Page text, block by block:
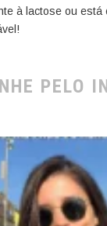
à lactose ou está
PELO